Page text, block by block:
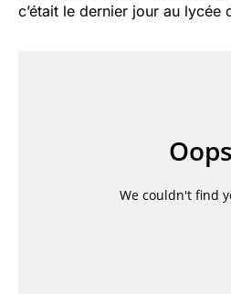
c’était le dernier jour au lycée